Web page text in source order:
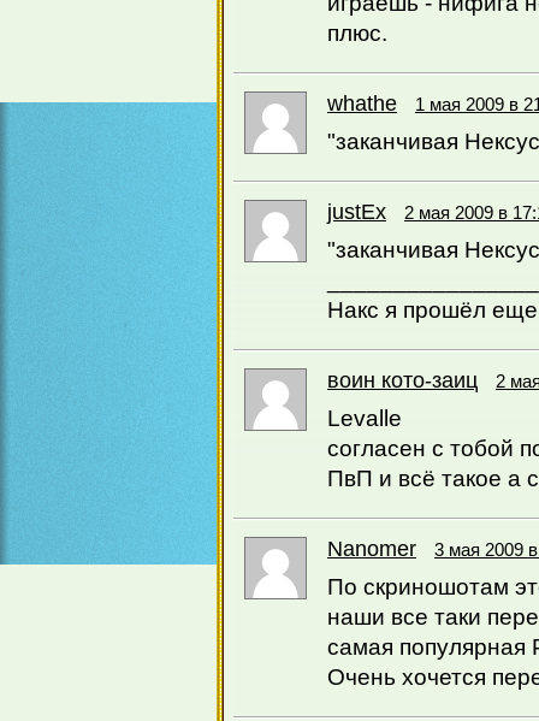
плюс.
whathe 1 мая 2009 в
"заканчивая
justEx 2 мая 2009 в
"заканчивая
Накс я прошёл еще
воин кото-заиц 2
Levalle
согласен с тобой
ПвП и всё такое а
Nanomer 3 мая 2009
По скриношотам
наши все таки
самая популярная
Очень хочется